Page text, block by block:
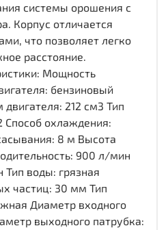
системы орошения с
Корпус отличается
что позволяет легко
расстояние.
Мощность
бензиновый
212 см3 Тип
Способ охлаждения:
8 м Высота
900 л/мин
воды: грязная
частиц: 30 мм Тип
Диаметр входного
выходного патрубка: